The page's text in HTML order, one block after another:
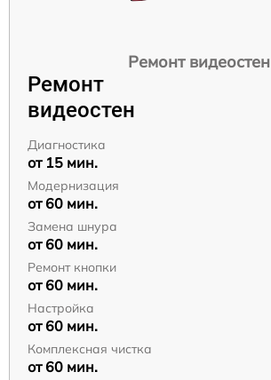
Ремонт видеостен
Ремонт
видеостен
Диагностика
от 15 мин.
Модернизация
от 60 мин.
Замена шнура
от 60 мин.
Ремонт кнопки
от 60 мин.
Настройка
от 60 мин.
Комплексная чистка
от 60 мин.